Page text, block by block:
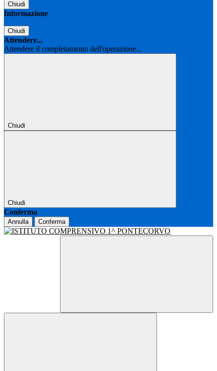
Chiudi
Informazione
Chiudi
Attendere...
Attendere il completamento dell'operazione...
Chiudi
Chiudi
Conferma
Annulla Conferma